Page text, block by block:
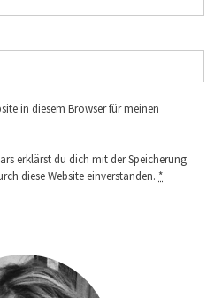
in diesem Browser für meinen
erklärst du dich mit der Speicherung
diese Website einverstanden. *